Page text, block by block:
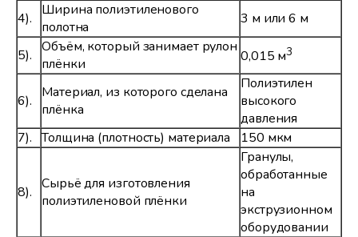
4).
Ширина полиэтиленового
полотна
3 м или 6 м
5). Объём, который занимает рулон
плёнки
0,015 м3
6).
Материал, из которого сделана
плёнка
Полиэтилен
высокого
давления
7). Толщина (плотность) материала 150 мкм
8). Сырьё для изготовления
полиэтиленовой плёнки
Гранулы,
обработанные
на
экструзионном
оборудовании